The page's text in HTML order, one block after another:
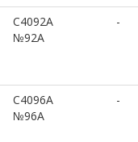
C4092A
№92A
-
C4096A
№96A
-